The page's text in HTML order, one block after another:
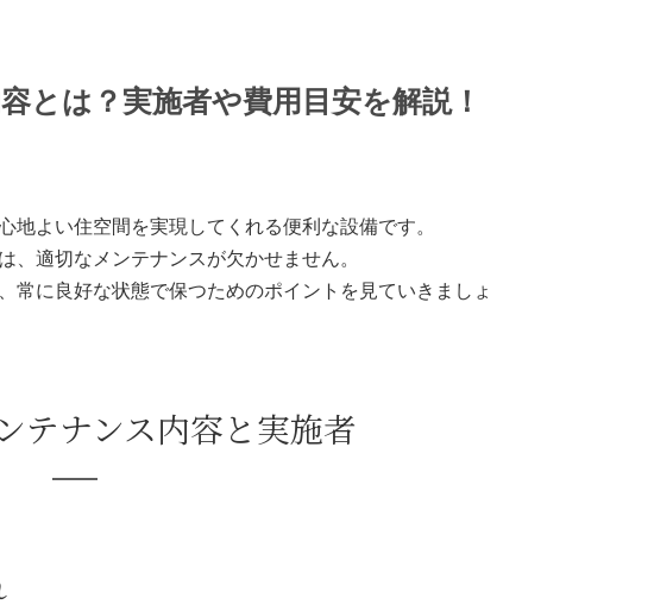
とは？実施者や費用目安を解説！
よい住空間を実現してくれる便利な設備です。
、適切なメンテナンスが欠かせません。
常に良好な状態で保つためのポイントを見ていきましょ
テナンス内容と実施者